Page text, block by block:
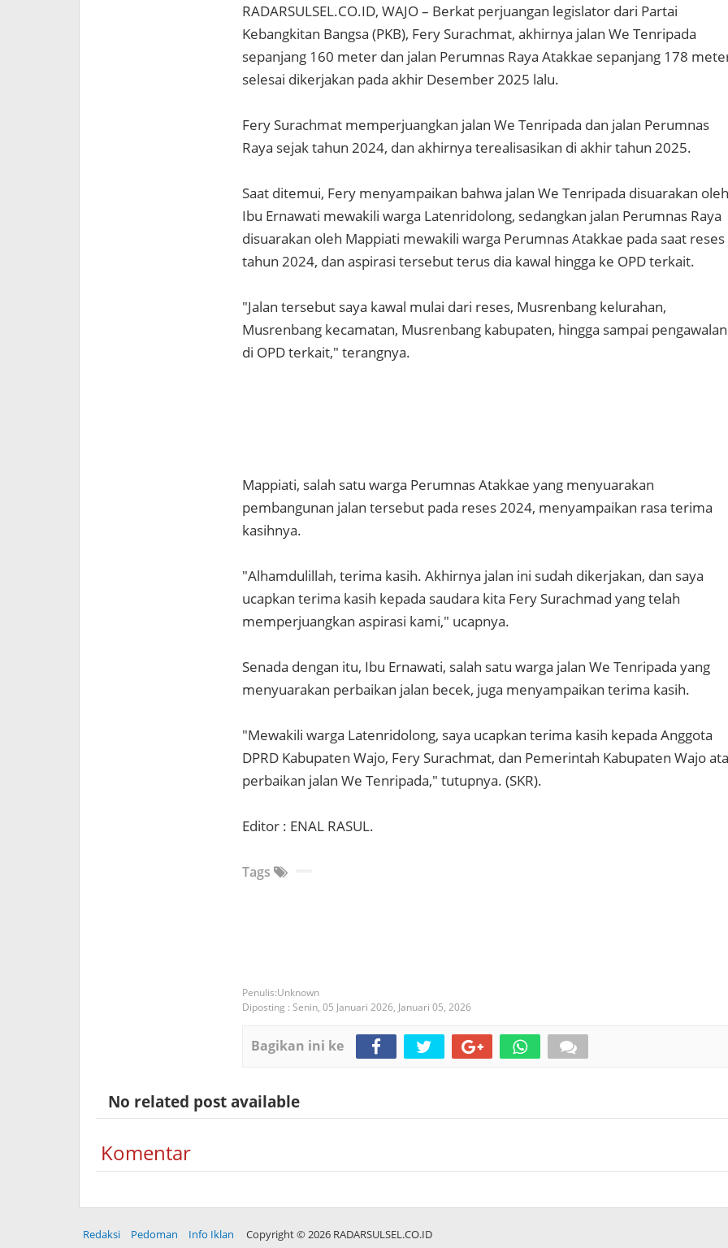
RADARSULSEL.CO.ID, WAJO – Berkat perjuangan legislator dari Partai
Kebangkitan Bangsa (PKB), Fery Surachmat, akhirnya jalan We Tenripada
sepanjang 160 meter dan jalan Perumnas Raya Atakkae sepanjang 178
selesai dikerjakan pada akhir Desember 2025 lalu.
Fery Surachmat memperjuangkan jalan We Tenripada dan jalan Perumnas
Raya sejak tahun 2024, dan akhirnya terealisasikan di akhir tahun 2025.
Saat ditemui, Fery menyampaikan bahwa jalan We Tenripada disuarakan oleh
Ibu Ernawati mewakili warga Latenridolong, sedangkan jalan Perumnas Raya
disuarakan oleh Mappiati mewakili warga Perumnas Atakkae pada saat reses
tahun 2024, dan aspirasi tersebut terus dia kawal hingga ke OPD terkait.
"Jalan tersebut saya kawal mulai dari reses, Musrenbang kelurahan,
Musrenbang kecamatan, Musrenbang kabupaten, hingga sampai pengawalan
di OPD terkait," terangnya.
Mappiati, salah satu warga Perumnas Atakkae yang menyuarakan
pembangunan jalan tersebut pada reses 2024, menyampaikan rasa terima
kasihnya.
"Alhamdulillah, terima kasih. Akhirnya jalan ini sudah dikerjakan, dan saya
ucapkan terima kasih kepada saudara kita Fery Surachmad yang telah
memperjuangkan aspirasi kami," ucapnya.
Senada dengan itu, Ibu Ernawati, salah satu warga jalan We Tenripada yang
menyuarakan perbaikan jalan becek, juga menyampaikan terima kasih.
"Mewakili warga Latenridolong, saya ucapkan terima kasih kepada Anggota
DPRD Kabupaten Wajo, Fery Surachmat, dan Pemerintah Kabupaten Wajo
perbaikan jalan We Tenripada," tutupnya. (SKR).
Editor : ENAL RASUL.
Tags
Unknown
Diposting : Senin, 05 Januari 2026, Januari 05, 2026
Bagikan ini ke
No related post available
Komentar
Redaksi Pedoman Info Iklan Copyright ©2026 RADARSULSEL.CO.ID